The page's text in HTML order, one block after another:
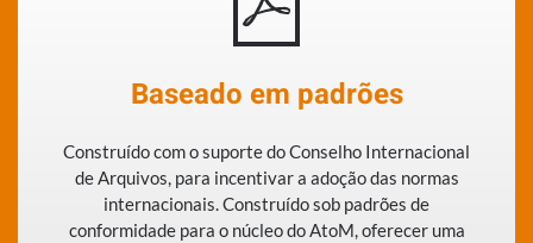
Baseado em padrões
Construído com o suporte do Conselho Internacional
de Arquivos, para incentivar a adoção das normas
internacionais. Construído sob padrões de
conformidade para o núcleo do AtoM, oferecer uma